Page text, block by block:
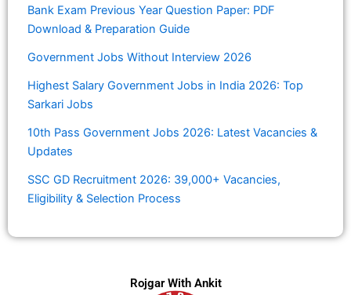
Bank Exam Previous Year Question Paper: PDF
Download & Preparation Guide
Government Jobs Without Interview 2026
Highest Salary Government Jobs in India 2026: Top
Sarkari Jobs
10th Pass Government Jobs 2026: Latest Vacancies &
Updates
SSC GD Recruitment 2026: 39,000+ Vacancies,
Eligibility & Selection Process
Rojgar With Ankit